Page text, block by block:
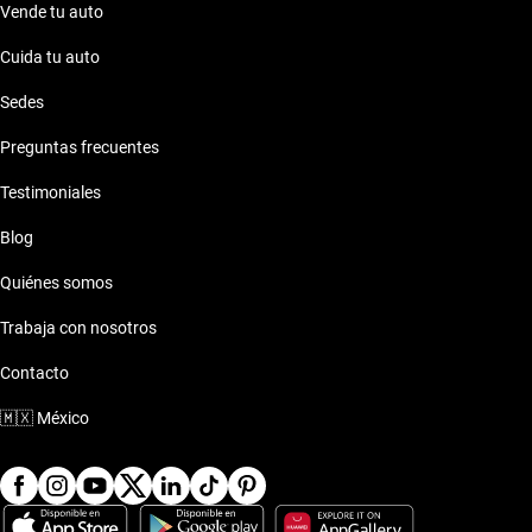
Vende tu auto
Cuida tu auto
Sedes
Preguntas frecuentes
Testimoniales
Blog
Quiénes somos
Trabaja con nosotros
Contacto
🇲🇽 México